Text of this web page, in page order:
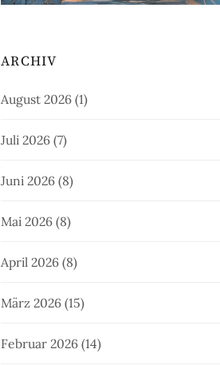
ARCHIV
August 2026 (1)
Juli 2026 (7)
Juni 2026 (8)
Mai 2026 (8)
April 2026 (8)
März 2026 (15)
Februar 2026 (14)